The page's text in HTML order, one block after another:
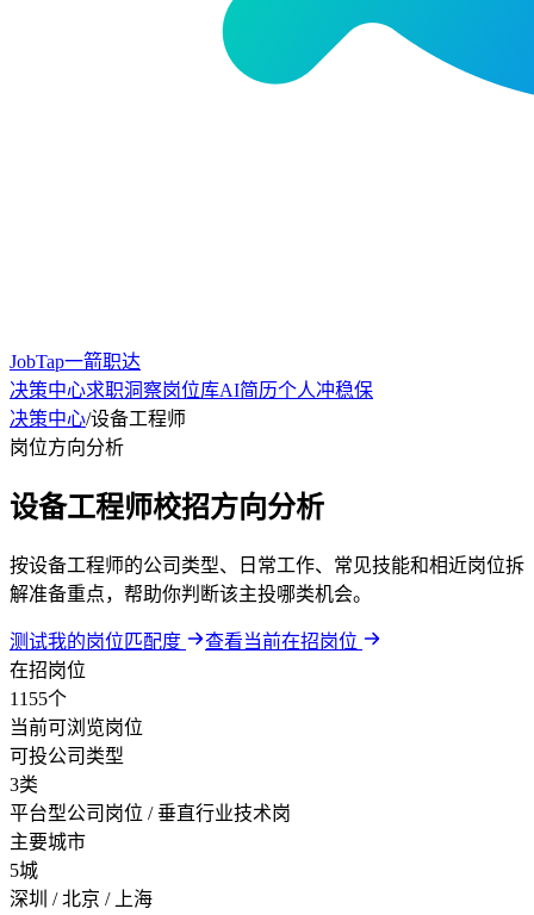
JobTap一箭职达
决策中心求职洞察岗位库AI简历个人冲稳保
决策中心/设备工程师
岗位方向分析
设备工程师校招方向分析
按设备工程师的公司类型、日常工作、常见技能和相近岗位拆
解准备重点，帮助你判断该主投哪类机会。
测试我的岗位匹配度
查看当前在招岗位
在招岗位
1155个
当前可浏览岗位
可投公司类型
3类
平台型公司岗位 / 垂直行业技术岗
主要城市
5城
深圳 / 北京 / 上海